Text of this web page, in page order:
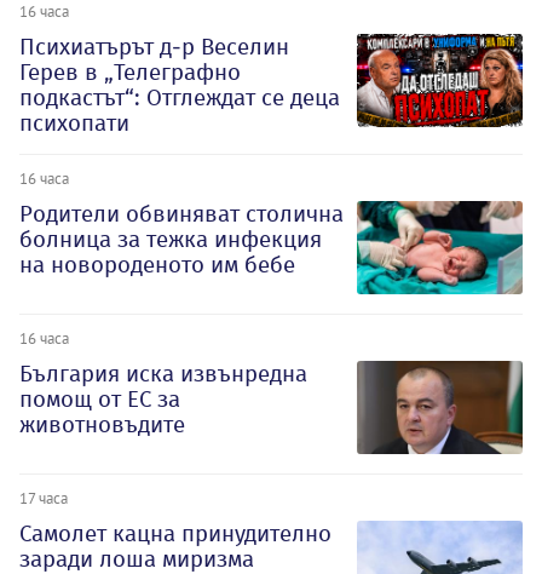
16 часа
Психиатърът д-р Веселин
Герев в „Телеграфно
подкастът“: Отглеждат се деца
психопати
16 часа
Родители обвиняват столична
болница за тежка инфекция
на новороденото им бебе
16 часа
България иска извънредна
помощ от ЕС за
животновъдите
17 часа
Самолет кацна принудително
заради лоша миризма